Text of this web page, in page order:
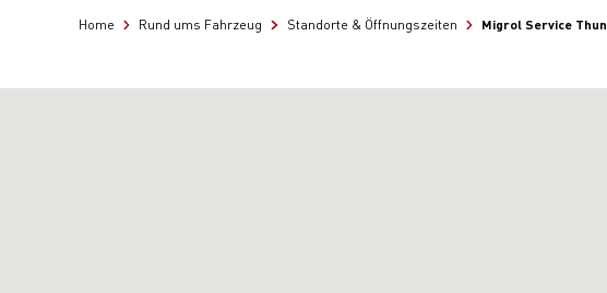
Home Rund ums Fahrzeug Standorte & Öffnungszeiten Migrol Service Thun